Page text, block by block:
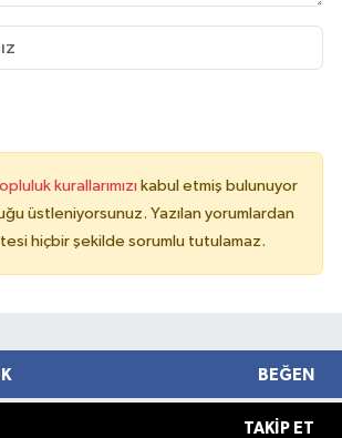
kurallarımızı kabul etmiş bulunuyor
üstleniyorsunuz. Yazılan yorumlardan
hiçbir şekilde sorumlu tutulamaz.
BEĞEN
TAKIP ET